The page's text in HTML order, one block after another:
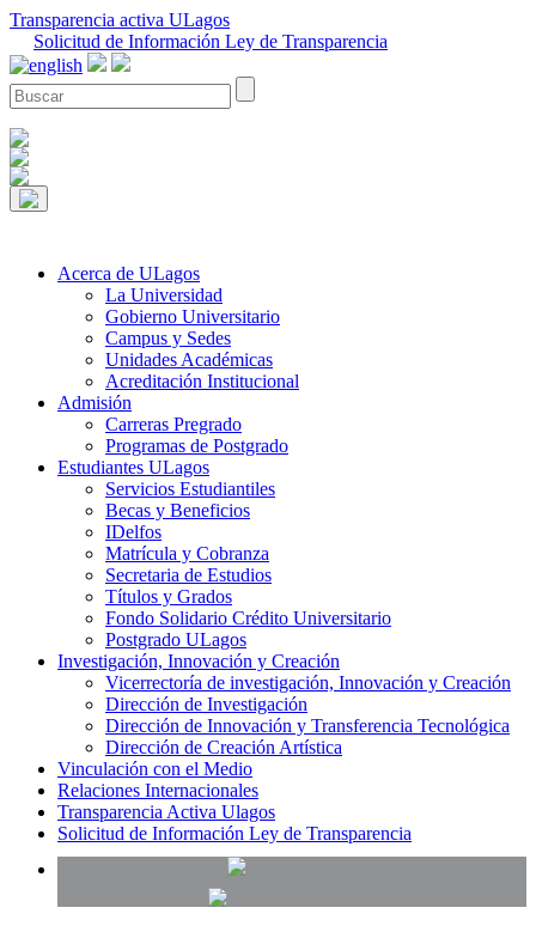
Transparencia activa ULagos
Solicitud de Información Ley de Transparencia
Acerca de ULagos
La Universidad
Gobierno Universitario
Campus y Sedes
Unidades Académicas
Acreditación Institucional
Admisión
Carreras Pregrado
Programas de Postgrado
Estudiantes ULagos
Servicios Estudiantiles
Becas y Beneficios
IDelfos
Matrícula y Cobranza
Secretaria de Estudios
Títulos y Grados
Fondo Solidario Crédito Universitario
Postgrado ULagos
Investigación, Innovación y Creación
Vicerrectoría de investigación, Innovación y Creación
Dirección de Investigación
Dirección de Innovación y Transferencia Tecnológica
Dirección de Creación Artística
Vinculación con el Medio
Relaciones Internacionales
Transparencia Activa Ulagos
Solicitud de Información Ley de Transparencia